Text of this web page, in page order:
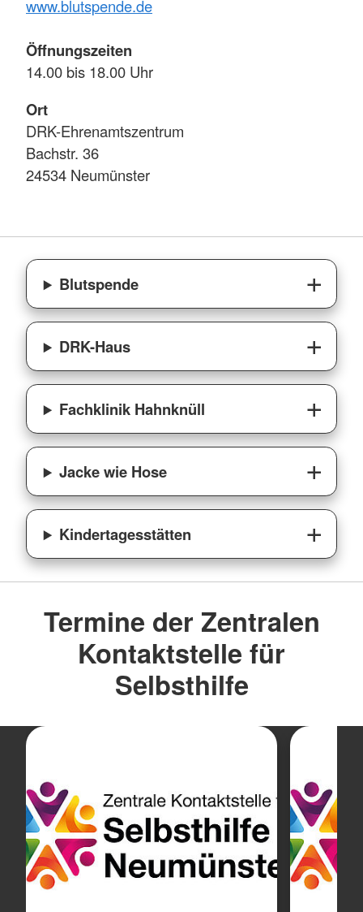
www.blutspende.de
Öffnungszeiten
14.00 bis 18.00 Uhr
Ort
DRK-Ehrenamtszentrum
Bachstr. 36
24534 Neumünster
Blutspende
DRK-Haus
Fachklinik Hahnknüll
Jacke wie Hose
Kindertagesstätten
Termine der Zentralen
Kontaktstelle für
Selbsthilfe